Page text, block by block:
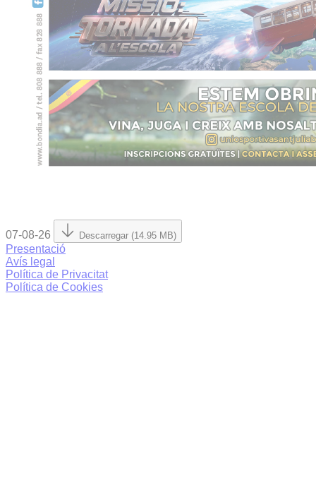
07-08-26 Descarregar (14.95 MB)
Presentació
Avís legal
Política de Privacitat
Política de Cookies